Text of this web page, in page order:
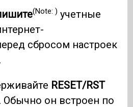
(Note: ) учетные
сбросом настроек
RESET/RST
Обычно он встроен по